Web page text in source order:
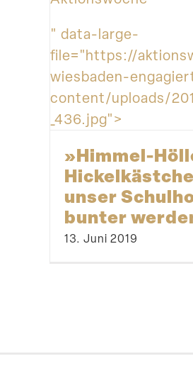
" data-large-
file="https://
wiesbaden-
content/uploads/
_436.jpg">
»Himmel-
unser
bunter
13. Juni 2019